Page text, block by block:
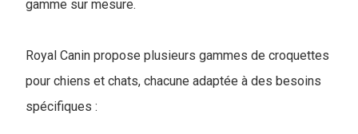
gamme sur mesure.
Royal Canin propose plusieurs gammes de croquettes
pour chiens et chats, chacune adaptée à des besoins
spécifiques :